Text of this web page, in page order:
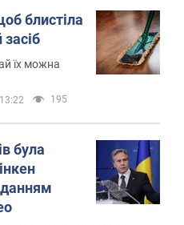
блистіла
їх можна
195
була